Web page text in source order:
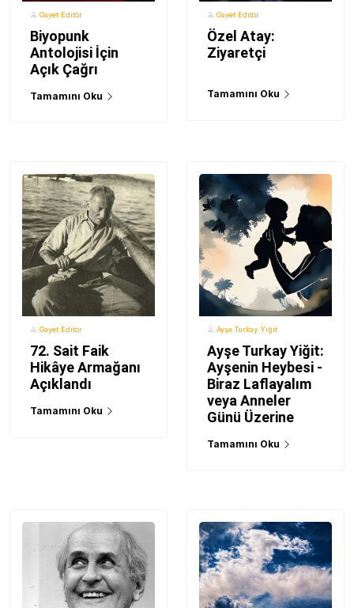
Gayet Editör
Biyopunk
Antolojisi İçin
Açık Çağrı
Tamamını Oku
Gayet Editör
Özel Atay:
Ziyaretçi
Tamamını Oku
Gayet Editör
72. Sait Faik
Hikâye Armağanı
Açıklandı
Tamamını Oku
Ayşe Turkay Yiğit
Ayşe Turkay Yiğit:
Ayşenin Heybesi -
Biraz Laflayalım
veya Anneler
Günü Üzerine
Tamamını Oku